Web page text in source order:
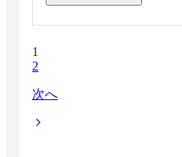
1
2
次へ